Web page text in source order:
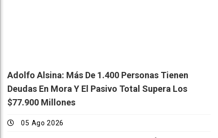
Adolfo Alsina: Más De 1.400 Personas Tienen
Deudas En Mora Y El Pasivo Total Supera Los
$77.900 Millones
05 Ago 2026